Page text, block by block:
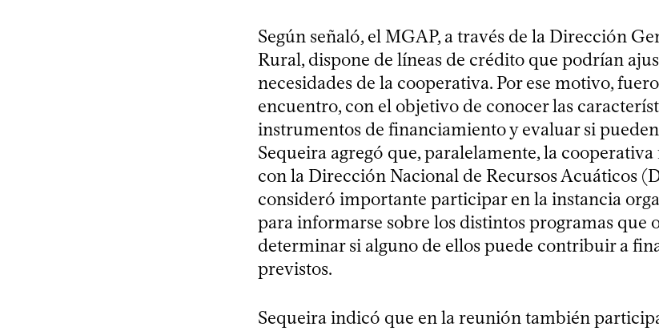
Según señaló, el MGAP, a través de la Dirección
Rural, dispone de líneas de crédito que podrían
necesidades de la cooperativa. Por ese motivo,
encuentro, con el objetivo de conocer las
instrumentos de financiamiento y evaluar si
Sequeira agregó que, paralelamente, la
con la Dirección Nacional de Recursos Acuáticos
consideró importante participar en la instancia
para informarse sobre los distintos programas que
determinar si alguno de ellos puede contribuir a
previstos.
Sequeira indicó que en la reunión también